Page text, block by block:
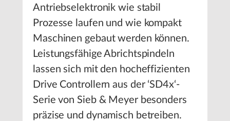
Antriebselektronik wie stabil
Prozesse laufen und wie kompakt
Maschinen gebaut werden können.
Leistungsfähige Abrichtspindeln
lassen sich mit den hocheffizienten
Drive Controllern aus der ‘SD4x‘-
Serie von Sieb & Meyer besonders
präzise und dynamisch betreiben.